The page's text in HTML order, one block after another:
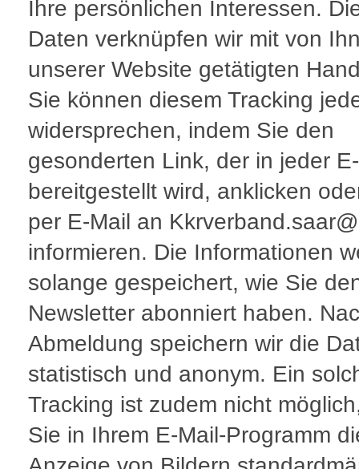
Ihre persönlichen Interessen.
Daten verknüpfen wir mit von
unserer Website getätigten
Sie können diesem Tracking
widersprechen, indem Sie den
gesonderten Link, der in jeder
bereitgestellt wird, anklicken
per E-Mail an
informieren. Die Informationen
solange gespeichert, wie Sie
Newsletter abonniert haben.
Abmeldung speichern wir die
statistisch und anonym. Ein
Tracking ist zudem nicht
Sie in Ihrem E-Mail-Programm